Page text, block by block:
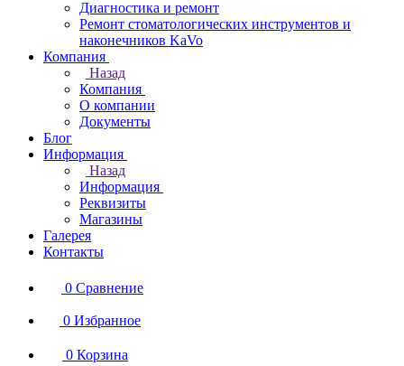
Диагностика и ремонт
Ремонт стоматологических инструментов и
наконечников KaVo
Компания
Назад
Компания
О компании
Документы
Блог
Информация
Назад
Информация
Реквизиты
Магазины
Галерея
Контакты
0 Сравнение
0 Избранное
0 Корзина